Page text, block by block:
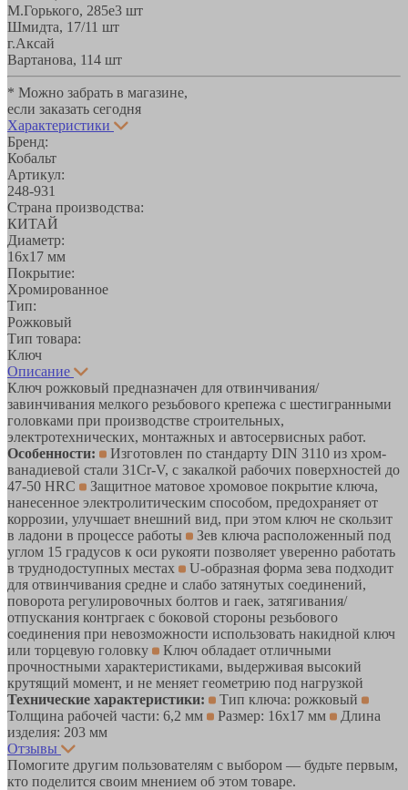
М.Горького, 285е3 шт
Шмидта, 17/11 шт
г.Аксай
Вартанова, 114 шт
* Можно забрать в магазине,
если заказать сегодня
Характеристики
Бренд:
Кобальт
Артикул:
248-931
Страна производства:
КИТАЙ
Диаметр:
16х17 мм
Покрытие:
Хромированное
Тип:
Рожковый
Тип товара:
Ключ
Описание
Ключ рожковый предназначен для отвинчивания/
завинчивания мелкого резьбового крепежа с шестигранными
головками при производстве строительных,
электротехнических, монтажных и автосервисных работ.
Особенности:
Изготовлен по стандарту DIN 3110 из хром-
ванадиевой стали 31Cr-V, с закалкой рабочих поверхностей до
47-50 HRC
Защитное матовое хромовое покрытие ключа,
нанесенное электролитическим способом, предохраняет от
коррозии, улучшает внешний вид, при этом ключ не скользит
в ладони в процессе работы
Зев ключа расположенный под
углом 15 градусов к оси рукояти позволяет уверенно работать
в труднодоступных местах
U-образная форма зева подходит
для отвинчивания средне и слабо затянутых соединений,
поворота регулировочных болтов и гаек, затягивания/
отпускания контргаек с боковой стороны резьбового
соединения при невозможности использовать накидной ключ
или торцевую головку
Ключ обладает отличными
прочностными характеристиками, выдерживая высокий
крутящий момент, и не меняет геометрию под нагрузкой
Технические характеристики:
Тип ключа: рожковый
Толщина рабочей части: 6,2 мм
Размер: 16х17 мм
Длина
изделия: 203 мм
Отзывы
Помогите другим пользователям с выбором — будьте первым,
кто поделится своим мнением об этом товаре.